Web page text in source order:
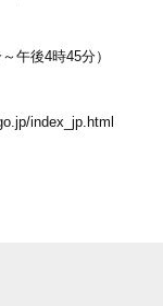
午後4時45分）
index_jp.html